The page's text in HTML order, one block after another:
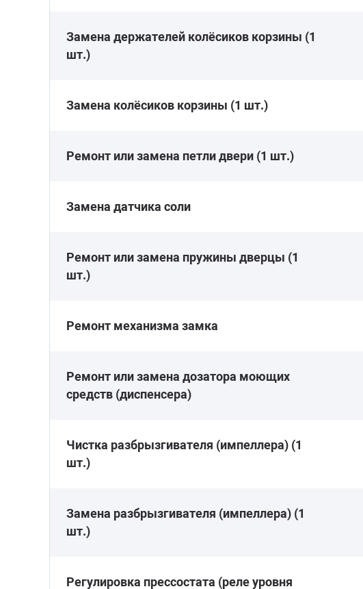
Замена держателей колёсиков корзины (1
шт.)
Замена колёсиков корзины (1 шт.)
Ремонт или замена петли двери (1 шт.)
Замена датчика соли
Ремонт или замена пружины дверцы (1
шт.)
Ремонт механизма замка
Ремонт или замена дозатора моющих
средств (диспенсера)
Чистка разбрызгивателя (импеллера) (1
шт.)
Замена разбрызгивателя (импеллера) (1
шт.)
Регулировка прессостата (реле уровня